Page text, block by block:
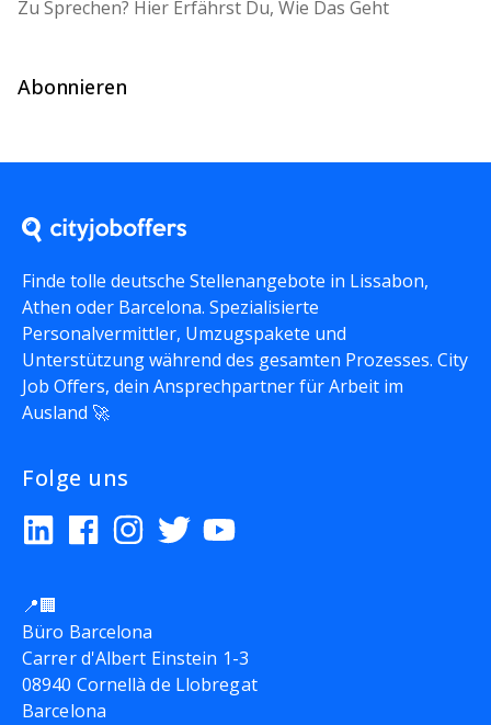
Zu Sprechen? Hier Erfährst Du, Wie Das Geht
Abonnieren
Finde tolle deutsche Stellenangebote in Lissabon,
Athen oder Barcelona. Spezialisierte
Personalvermittler, Umzugspakete und
Unterstützung während des gesamten Prozesses. City
Job Offers, dein Ansprechpartner für Arbeit im
Ausland 🚀
Folge uns
📍🏢
Büro Barcelona
Carrer d'Albert Einstein 1-3
08940 Cornellà de Llobregat
Barcelona